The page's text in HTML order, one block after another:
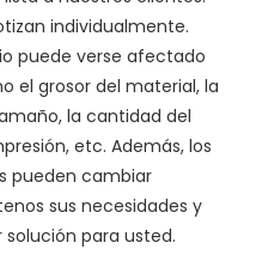
individualmente.
puede verse afectado
el grosor del material, la
la cantidad del
etc. Además, los
pueden cambiar
sus necesidades y
para usted.